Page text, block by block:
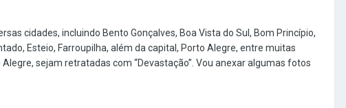
cidades, incluindo Bento Gonçalves, Boa Vista do Sul, Bom Princípio,
Esteio, Farroupilha, além da capital, Porto Alegre, entre muitas
sejam retratadas com “Devastação”. Vou anexar algumas fotos